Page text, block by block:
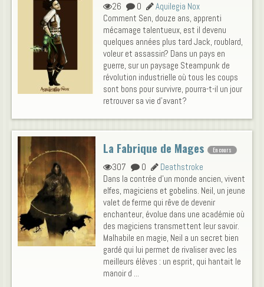
26 0
Aquilegia Nox
Comment Sen, douze ans, apprenti
mécamage talentueux, est il devenu
quelques années plus tard Jack, roublard,
voleur et assassin? Dans un pays en
guerre, sur un paysage Steampunk de
révolution industrielle où tous les coups
sont bons pour survivre, pourra-t-il un jour
retrouver sa vie d'avant?
La Fabrique de Mages En cours
307 0
Deathstroke
Dans la contrée d'un monde ancien, vivent
elfes, magiciens et gobelins. Neil, un jeune
valet de ferme qui rêve de devenir
enchanteur, évolue dans une académie où
des magiciens transmettent leur savoir.
Malhabile en magie, Neil a un secret bien
gardé qui lui permet de rivaliser avec les
meilleurs élèves : un esprit, qui hantait le
manoir d ...